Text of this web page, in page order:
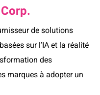
de solutions
sur l’IA et la réalité
des
marques à adopter un